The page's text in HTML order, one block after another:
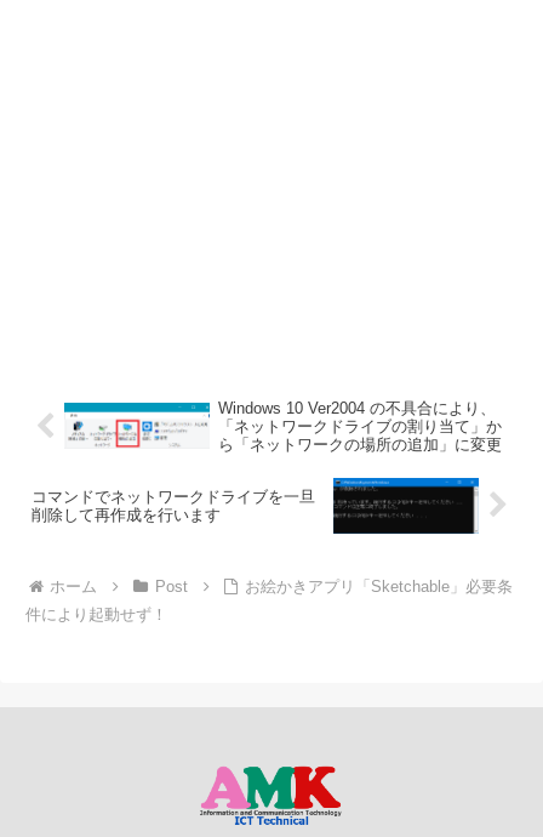
Windows 10 Ver2004 の不具合により、
「ネットワークドライブの割り当て」か
ら「ネットワークの場所の追加」に変更
コマンドでネットワークドライブを一旦
削除して再作成を行います
ホーム Post
お絵かきアプリ「Sketchable」必要条
件により起動せず！